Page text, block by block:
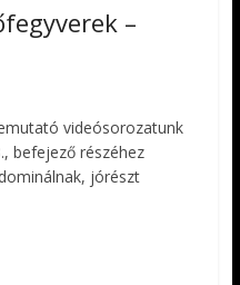
–
videósorozatunk
befejező részéhez
jórészt